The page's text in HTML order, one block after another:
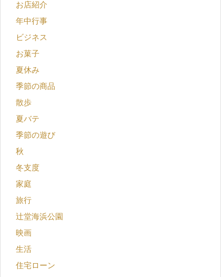
お店紹介
年中行事
ビジネス
お菓子
夏休み
季節の商品
散歩
夏バテ
季節の遊び
秋
冬支度
家庭
旅行
辻堂海浜公園
映画
生活
住宅ローン